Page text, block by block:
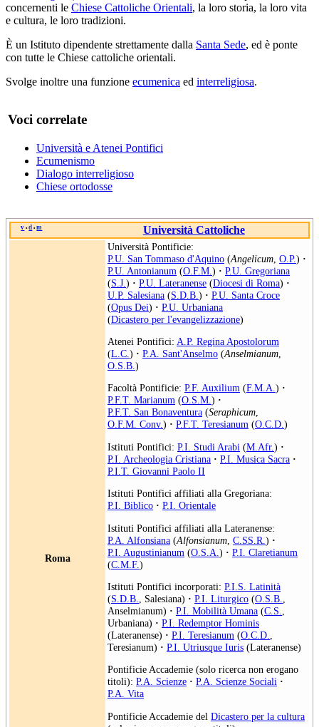
concernenti le Chiese Cattoliche Orientali, la loro storia, la loro vita
e cultura, le loro tradizioni.
È un Istituto dipendente strettamente dalla Santa Sede, ed è ponte
con tutte le Chiese cattoliche orientali.
Svolge inoltre una funzione ecumenica ed interreligiosa.
Voci correlate
Università e Atenei Pontifici
Ecumenismo
Dialogo interreligioso
Chiese ortodosse
v • d • m Università Cattoliche
Roma
Università Pontificie:
P.U. San Tommaso d'Aquino (Angelicum O.P.) ·
P.U. Antonianum (O.F.M. ) · P.U. Gregoriana
(S.J. ) · P.U. Lateranense (Diocesi di Roma) ·
U.P. Salesiana (S.D.B. ) · P.U. Santa Croce
(Opus Dei) · P.U. Urbaniana
(Dicastero per l'evangelizzazione)
Atenei Pontifici: A.P. Regina Apostolorum
(L.C. ) · P.A. Sant'Anselmo (Anselmianum
O.S.B. )
Facoltà Pontificie: P.F. Auxilium (F.M.A.) ·
P.F.T. Marianum (O.S.M.) ·
P.F.T. San Bonaventura (Seraphicum,
O.F.M. Conv.) · P.F.T. Teresianum (O.C.D.)
Istituti Pontifici: P.I. Studi Arabi (M.Afr.) ·
P.I. Archeologia Cristiana · P.I. Musica Sacra ·
P.I.T. Giovanni Paolo II
Istituti Pontifici affiliati alla Gregoriana:
P.I. Biblico · P.I. Orientale
Istituti Pontifici affiliati alla Lateranense:
P.A. Alfonsiana (Alfonsianum C.SS.R. ) ·
P.I. Augustinianum (O.S.A. ) · P.I. Claretianum
(C.M.F.)
Istituti Pontifici incorporati: P.I.S. Latinità
(S.D.B. , Salesiana) · P.I. Liturgico (O.S.B.
Anselmianum) · P.I. Mobilità Umana (C.S.
Urbaniana) · P.I. Redemptor Hominis
(Lateranense) · P.I. Teresianum (O.C.D.
Teresianum) · P.I. Utriusque Iuris (Lateranense)
Pontificie Accademie (solo ricerca non erogano
titoli): P.A. Scienze · P.A. Scienze Sociali ·
P.A. Vita
Pontificie Accademie del Dicastero per la cultura